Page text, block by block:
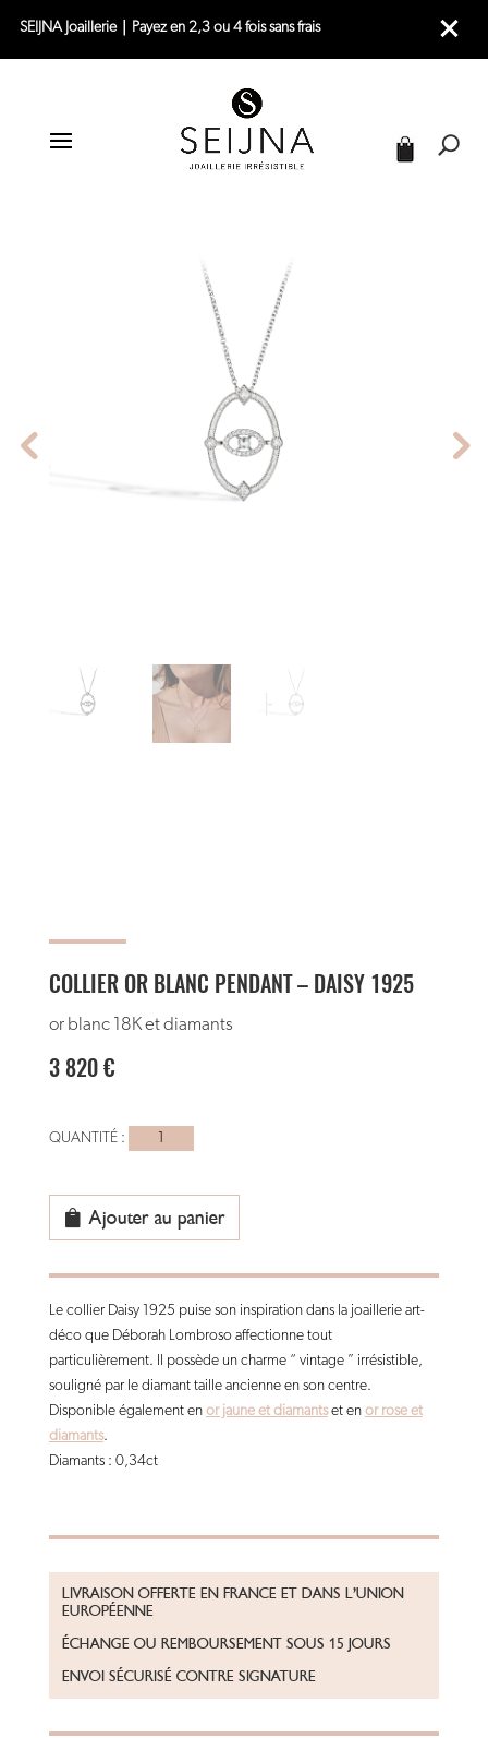
SEIJNA Joaillerie｜Payez en 2,3 ou 4 fois sans frais
JOAILLERIE | COLLIERS | COLLIER OR BLANC
COLLIER OR BLANC PENDANT – DAISY 1925
or blanc 18K et diamants
3 820€
quantité
or
blanc
Daisy
1925
Ajouter au panier
Le collier Daisy 1925 puise son inspiration dans la joaillerie art-
déco que Déborah Lombroso affectionne tout
particulièrement. Il possède un charme “ vintage ” irrésistible,
souligné par le diamant taille ancienne en son centre.
Disponible également en or jaune et diamantset en or rose et
diamants.
Diamants : 0,34ct
LIVRAISON OFFERTE EN FRANCE ET DANS L’UNION
EUROPÉENNE
ÉCHANGE OU REMBOURSEMENT SOUS 15 JOURS
ENVOI SÉCURISÉ CONTRE SIGNATURE